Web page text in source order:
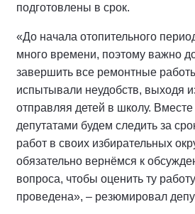
подготовлены в срок.
«До начала отопительного
много времени, поэтому важно
завершить все ремонтные
испытывали неудобств, выходя
отправляя детей в школу.
депутатами будем следить за
работ в своих избирательных
обязательно вернёмся к
вопроса, чтобы оценить ту
проведена», – резюмировал